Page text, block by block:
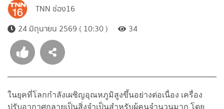
TNN ช่อง16
24 มิถุนายน 2569 ( 10:30 )
34
ในยุคที่โลกกำลังเผชิญอุณหภูมิสูงขึ้นอย่างต่อเนื่อง เครื่อง
ปรับอากาศกลายเป็นสิ่งจำเป็นสำหรับผู้คนจำนวนมาก โดย